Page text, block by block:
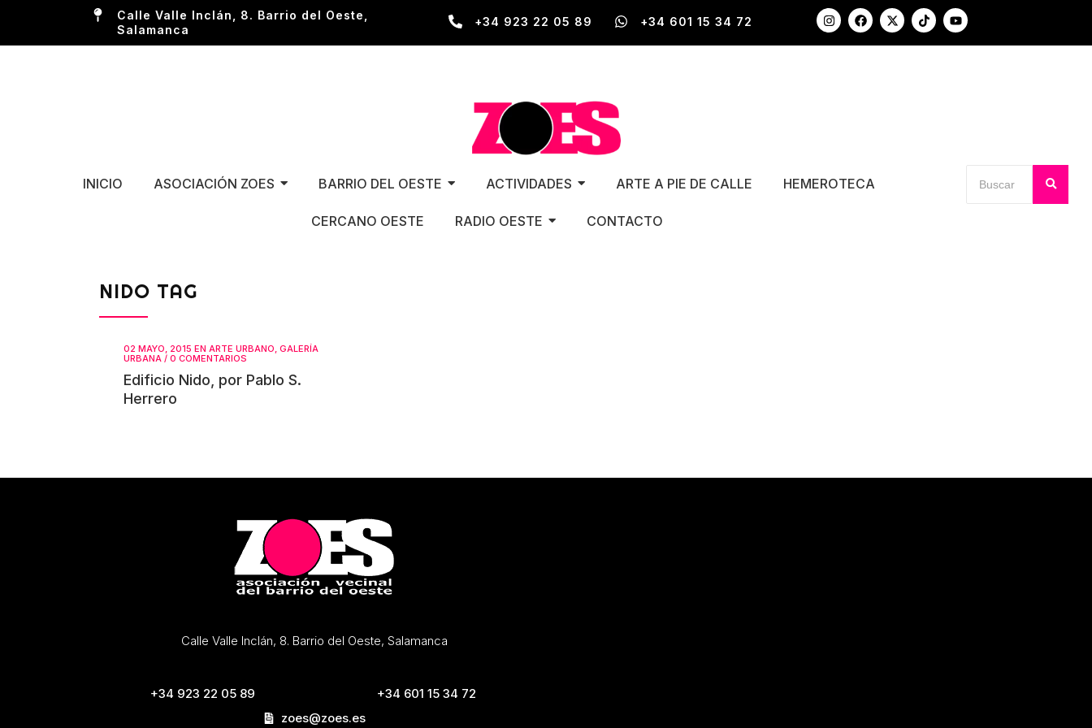
Calle Valle Inclán, 8. Barrio del Oeste,
Salamanca
+34 923 22 05 89 +34 601 15 34 72
INICIO ASOCIACIÓN ZOES BARRIO DEL OESTE ACTIVIDADES ARTE A PIE DE CALLE HEMEROTECA
CERCANO OESTE RADIO OESTE CONTACTO
NIDO TAG
02 MAYO, 2015 EN ARTE URBANO GALERÍA
URBANA / 0 COMENTARIOS
Edificio Nido, por Pablo S.
Herrero
Calle Valle Inclán, 8. Barrio del Oeste, Salamanca
+34 923 22 05 89
+34 601 15 34 72
zoes@zoes.es